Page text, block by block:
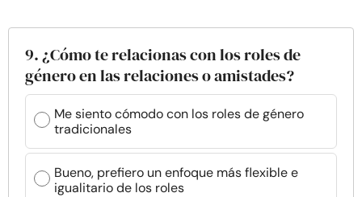
9. ¿Cómo te relacionas con los roles de
género en las relaciones o amistades?
Me siento cómodo con los roles de género
tradicionales
Bueno, prefiero un enfoque más flexible e
igualitario de los roles